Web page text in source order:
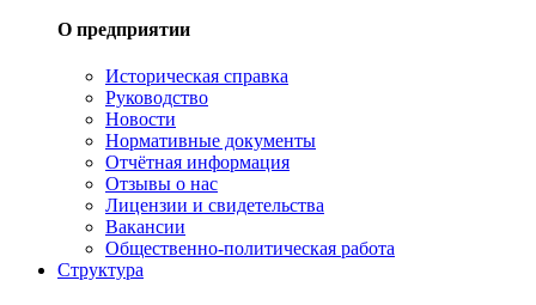
О предприятии
Историческая справка
Руководство
Новости
Нормативные документы
Отчётная информация
Отзывы о нас
Лицензии и свидетельства
Вакансии
Общественно-политическая работа
Структура